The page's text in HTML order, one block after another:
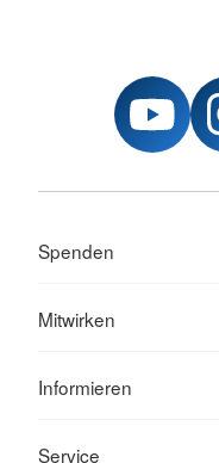
Spenden
Mitwirken
Informieren
Service